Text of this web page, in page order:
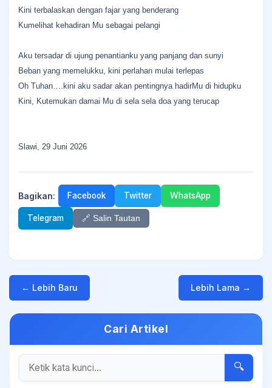
Kini terbalaskan dengan fajar yang benderang
Kumelihat kehadiran Mu sebagai pelangi
Aku tersadar di ujung penantianku yang panjang dan sunyi
Beban yang memelukku, kini perlahan mulai terlepas
Oh Tuhan….kini aku sadar akan pentingnya hadirMu di hidupku
Kini, Kutemukan damai Mu di sela sela doa yang terucap
Slawi, 29 Juni 2026
Bagikan: Facebook Twitter WhatsApp
Telegram 🔗 Salin Tautan
← Lebih Baru Lebih Lama →
Cari Artikel
🔍